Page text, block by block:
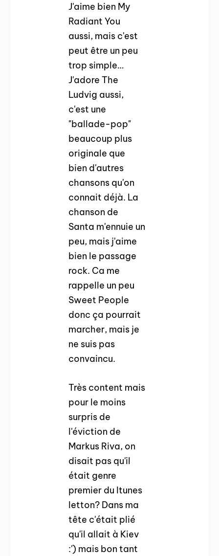
J'aime bien My
Radiant You
aussi, mais c'est
peut être un peu
trop simple…
J'adore The
Ludvig aussi,
c'est une
"ballade-pop"
beaucoup plus
originale que
bien d'autres
chansons qu'on
connait déjà. La
chanson de
Santa m'ennuie un
peu, mais j'aime
bien le passage
rock. Ca me
rappelle un peu
Sweet People
donc ça pourrait
marcher, mais je
ne suis pas
convaincu.
Très content mais
pour le moins
surpris de
l'éviction de
Markus Riva, on
disait pas qu'il
était genre
premier du Itunes
letton? Dans ma
tête c'était plié
qu'il allait à Kiev
:') mais bon tant